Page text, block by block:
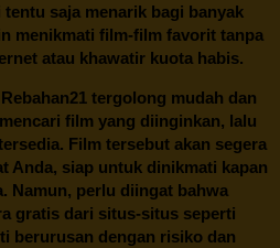
saja menarik bagi banyak
menikmati film-film favorit tanpa
atau khawatir kuota habis.
Rebahan21tergolong mudah dan
film yang diinginkan, lalu
Film tersebut akan segera
Anda, siap untuk dinikmati kapan
Namun, perlu diingat bahwa
gratis dari situs-situs seperti
berurusan dengan risiko dan